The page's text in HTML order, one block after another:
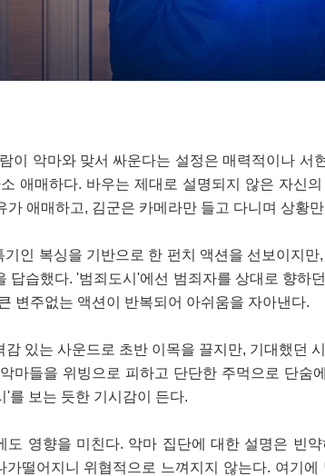
이 악마와 맞서 싸운다는 설정은 매력적이나 서
애매하다. 바우는 제대로 설명되지 않은 자신
가 애매하고, 김군은 카메라만 들고 다니며 상황
인 복싱을 기반으로 한 펀치 액션을 선보이지만
답습했다. '범죄도시'에선 범죄자를 상대로 향하
변주없는 액션이 반복되어 아쉬움을 자아낸다.
있는 사운드로 초반 이목을 끌지만, 기대했던
마들을 위빙으로 피하고 단단한 주먹으로 단숨
'를 보는 듯한 기시감이 든다.
도 영향을 미친다. 악마 집단에 대한 설명은 빈
가떨어지니 위협적으로 느껴지지 않는다. 여기